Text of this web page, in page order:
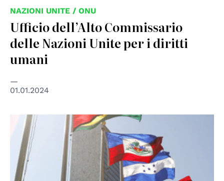
NAZIONI UNITE / ONU
Ufficio dell’Alto Commissario
delle Nazioni Unite per i diritti
umani
01.01.2024
© UN Photo